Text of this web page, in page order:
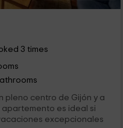
3 times
pleno centro de Gijón y a
es ideal si
excepcionales